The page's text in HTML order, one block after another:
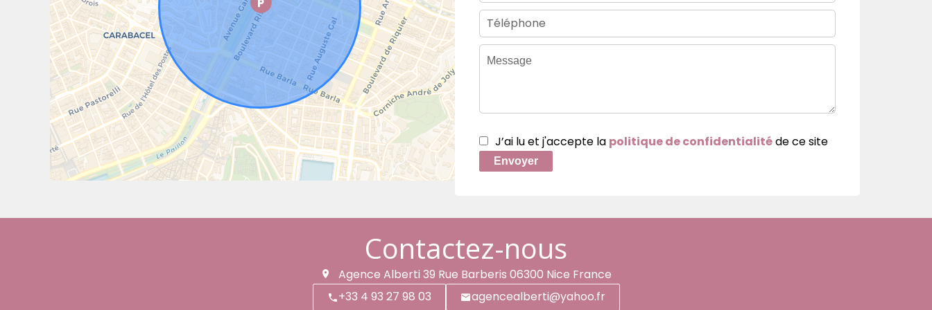
J’ai lu et j'accepte la politique de confidentialitéde ce site
Envoyer
Contactez-nous
Agence Alberti 39 Rue Barberis 06300 Nice France
+33 4 93 27 98 03
agencealberti@yahoo.fr